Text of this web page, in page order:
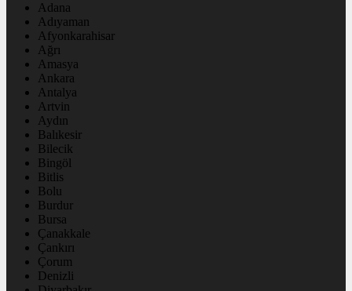
Adana
Adıyaman
Afyonkarahisar
Ağrı
Amasya
Ankara
Antalya
Artvin
Aydın
Balıkesir
Bilecik
Bingöl
Bitlis
Bolu
Burdur
Bursa
Çanakkale
Çankırı
Çorum
Denizli